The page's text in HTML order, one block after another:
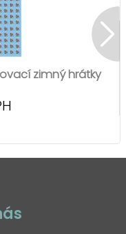
zimný hrátky